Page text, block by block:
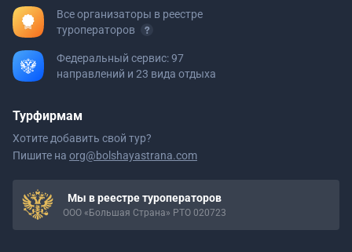
Все организаторы в реестре
туроператоров
Федеральный сервис: 97
направлений и 23 вида отдыха
Турфирмам
Хотите добавить свой тур?
Пишите на org@bolshayastrana.com
Мы в реестре туроператоров
ООО «Большая Страна» РТО 020723